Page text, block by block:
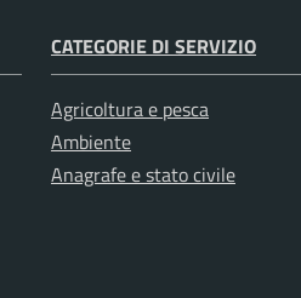
CATEGORIE DI SERVIZIO
Agricoltura e pesca
Ambiente
Anagrafe e stato civile